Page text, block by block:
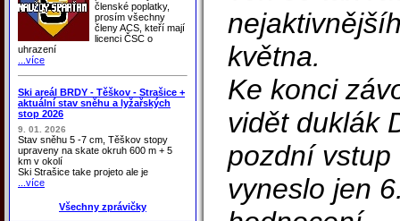
členské poplatky,
prosím všechny
členy ACS, kteří mají
licenci ČSC o
uhrazení
...více
Ski areál BRDY - Těškov - Strašice +
aktuální stav sněhu a lyžařských
stop 2026
9. 01. 2026
Stav sněhu 5 -7 cm, Těškov stopy
upraveny na skate okruh 600 m + 5
km v okolí
Ski Strašice take projeto ale je
...více
Všechny zprávičky
května.
Ke konci
vidět duklák
pozdní vstup
vyneslo jen